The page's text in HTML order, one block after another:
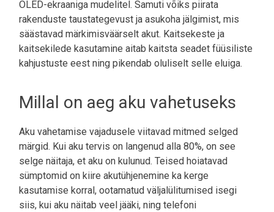
OLED-ekraaniga mudelitel. Samuti võiks piirata
rakenduste taustategevust ja asukoha jälgimist, mis
säästavad märkimisväärselt akut. Kaitsekeste ja
kaitsekilede kasutamine aitab kaitsta seadet füüsiliste
kahjustuste eest ning pikendab oluliselt selle eluiga.
Millal on aeg aku vahetuseks
Aku vahetamise vajadusele viitavad mitmed selged
märgid. Kui aku tervis on langenud alla 80%, on see
selge näitaja, et aku on kulunud. Teised hoiatavad
sümptomid on kiire akutühjenemine ka kerge
kasutamise korral, ootamatud väljalülitumised isegi
siis, kui aku näitab veel jääki, ning telefoni